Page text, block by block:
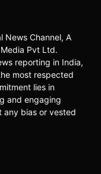
News Channel, A
Pvt Ltd.
reporting in India,
most respected
lies in
and engaging
any bias or vested